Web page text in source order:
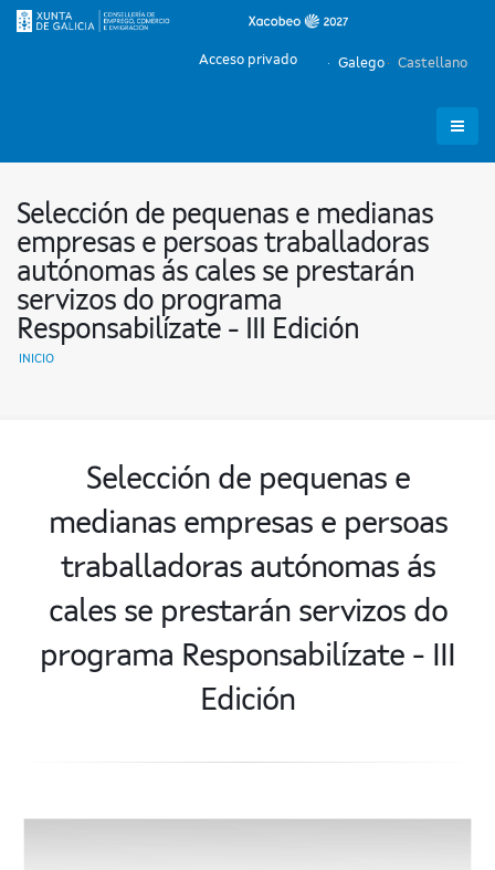
Galego Castellano
Acceso privado
Selección de pequenas e medianas
empresas e persoas traballadoras
autónomas ás cales se prestarán
servizos do programa
Responsabilízate - III Edición
INICIO
Selección de pequenas e
medianas empresas e persoas
traballadoras autónomas ás
cales se prestarán servizos do
programa Responsabilízate - III
Edición